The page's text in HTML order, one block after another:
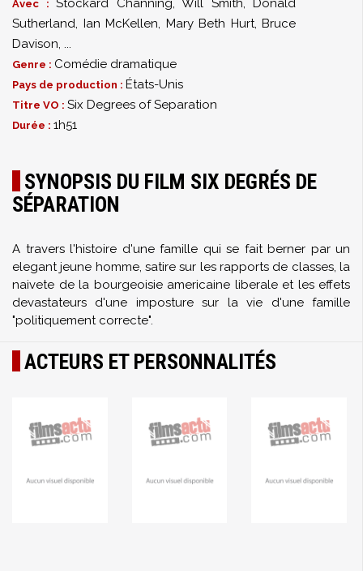
Avec : Stockard Channing, Will Smith, Donald
Sutherland, Ian McKellen, Mary Beth Hurt, Bruce
Davison, ...
Genre : Comédie dramatique
Pays de production : États-Unis
Titre VO : Six Degrees of Separation
Durée : 1h51
SYNOPSIS DU FILM SIX DEGRÉS DE
SÉPARATION
A travers l'histoire d'une famille qui se fait berner par un
elegant jeune homme, satire sur les rapports de classes, la
naivete de la bourgeoisie americaine liberale et les effets
devastateurs d'une imposture sur la vie d'une famille
"politiquement correcte".
ACTEURS ET PERSONNALITÉS